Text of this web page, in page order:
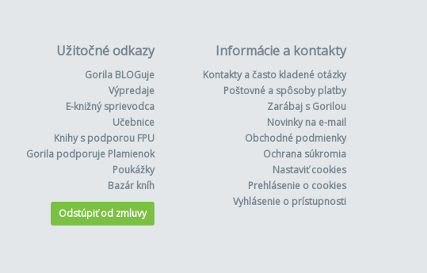
Užitočné odkazy
Gorila BLOGuje
Výpredaje
E-knižný sprievodca
Učebnice
Knihy s podporou FPU
Gorila podporuje Plamienok
Poukážky
Bazár kníh
Odstúpiť od zmluvy
Informácie a kontakty
Kontakty a často kladené otázky
Poštovné a spôsoby platby
Zarábaj s Gorilou
Novinky na e-mail
Obchodné podmienky
Ochrana súkromia
Nastaviť cookies
Prehlásenie o cookies
Vyhlásenie o prístupnosti